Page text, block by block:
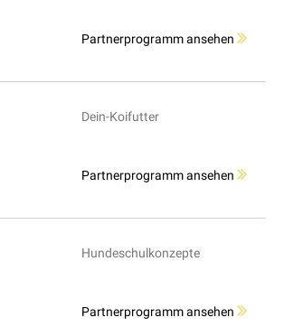
Partnerprogramm ansehen
Dein-Koifutter
Partnerprogramm ansehen
Hundeschulkonzepte
Partnerprogramm ansehen